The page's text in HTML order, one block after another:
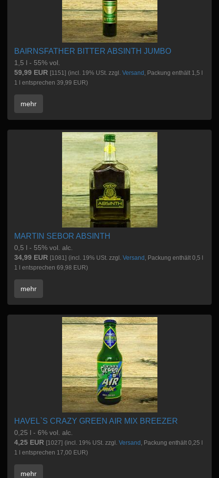
BAIRNSFATHER BITTER ABSINTH JUMBO
1,5 l - 55% vol.
59,99 EUR [1151] (incl. 19% USt. zzgl. Versand , Packung enthält 1,5 l
1 l entsprechen 39,99 EUR)
mehr
MARTIN SEBOR ABSINTH
0,5 l - 55% vol. alc.
34,99 EUR [1081] (incl. 19% USt. zzgl. Versand , Packung enthält 0,5 l
1 l entsprechen 69,98 EUR)
mehr
HAVEL`S CRAZY GREEN AIR MIX BREEZER
0,25 l - 6% vol. alc.
4,25 EUR [1027] (incl. 19% USt. zzgl. Versand , Packung enthält 0,25 l
1 l entsprechen 17,00 EUR)
mehr